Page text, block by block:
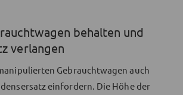
behalten und
verlangen
Gebrauchtwagen auch
einfordern. Die Höhe der